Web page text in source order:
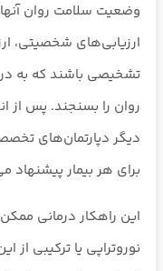
وضعیت سلامت روان
ارزیابی‌های شخصیتی،
تشخیصی باشند که به
روان را بسنجند. پس از
دیگر دپارتمان‌های
برای هر بیمار پیشنهاد
این راهکار درمانی
نوروتراپی یا ترکیبی